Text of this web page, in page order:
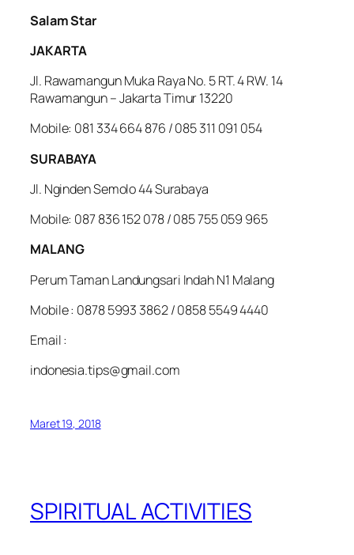
Salam Star
JAKARTA
Jl. Rawamangun Muka Raya No. 5 RT. 4 RW. 14
Rawamangun – Jakarta Timur 13220
Mobile: 081 334 664 876 / 085 311 091 054
SURABAYA
Jl. Nginden Semolo 44 Surabaya
Mobile: 087 836 152 078 / 085 755 059 965
MALANG
Perum Taman Landungsari Indah N1 Malang
Mobile : 0878 5993 3862 / 0858 5549 4440
Email :
indonesia.tips@gmail.com
Maret 19, 2018
SPIRITUAL ACTIVITIES